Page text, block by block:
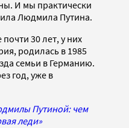
И мы практически
Людмила Путина.
30 лет, у них
родилась в 1985
семьи в Германию.
год, уже в
Путиной: чем
леди»